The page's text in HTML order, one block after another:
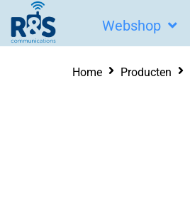
naar
Webshop
Home Producten